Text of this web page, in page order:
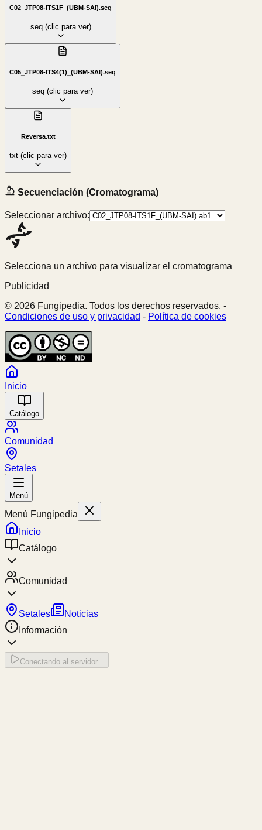
C02_JTP08-ITS1F_(UBM-SAI).seq
seq(clic para ver)
C05_JTP08-ITS4(1)_(UBM-SAI).seq
seq (clic para ver)
Reversa.txt
txt (clic para ver)
Secuenciación (Cromatograma)
Seleccionar archivo:
Selecciona un archivo para visualizar el cromatograma
Publicidad
© 2026 Fungipedia. Todos los derechos reservados. -
Condiciones de uso y privacidad - Política de cookies
Inicio
Catálogo
Comunidad
Setales
Menú
Menú Fungipedia
Inicio
Catálogo
Comunidad
Setales
Noticias
Información
Conectando al servidor...